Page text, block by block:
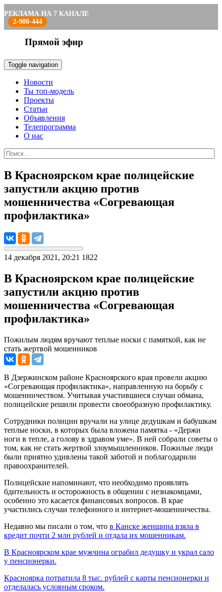
РЕКЛАМА НА 7 КАНАЛЕ
2-900-444
Прямой эфир
Toggle navigation
Новости
Ты топ-модель
Проекты
Статьи
Объявления
Телепрограмма
О нас
В Красноярском крае полицейские
запустили акцию против
мошенничества «Согревающая
профилактика»
14 декабря 2021, 20:21 1822
В Красноярском крае полицейские
запустили акцию против
мошенничества «Согревающая
профилактика»
Пожилым людям вручают теплые носки с памяткой, как не
стать жертвой мошенников
В Дзержинском районе Красноярского края провели акцию
«Согревающая профилактика», направленную на борьбу с
мошенничеством. Учитывая участившиеся случаи обмана,
полицейские решили провести своеобразную профилактику.
Сотрудники полиции вручали на улице дедушкам и бабушкам
теплые носки, в которых была вложена памятка - «Держи
ноги в тепле, а голову в здравом уме». В ней собрали советы о
том, как не стать жертвой злоумышленников. Пожилые люди
были приятно удивлены такой заботой и поблагодарили
правоохранителей.
Полицейские напоминают, что необходимо проявлять
бдительность и осторожность в общении с незнакомцами,
особенно это касается финансовых вопросов. В крае
участились случаи телефонного и интернет-мошенничества.
Недавно мы писали о том, что в Канске женщина взяла в
кредит почти 2 млн рублей и отдала их мошенникам.
В Красноярском крае мужчина ограбил дедушку и украл сало
у пенсионерки.
Красноярка потратила 8 тыс. рублей с карты пенсионерки и
отделалась условным сроком.